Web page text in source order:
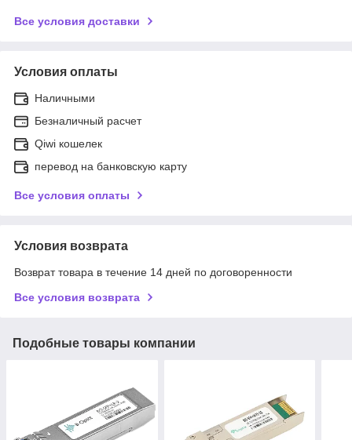
Все условия доставки
Условия оплаты
Наличными
Безналичный расчет
Qiwi кошелек
перевод на банковскую карту
Все условия оплаты
Условия возврата
Возврат товара в течение 14 дней по договоренности
Все условия возврата
Подобные товары компании